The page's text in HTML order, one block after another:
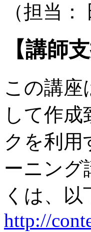
（担当：
【講師
この講座
して作
クを利用
ーニング
くは、
http://